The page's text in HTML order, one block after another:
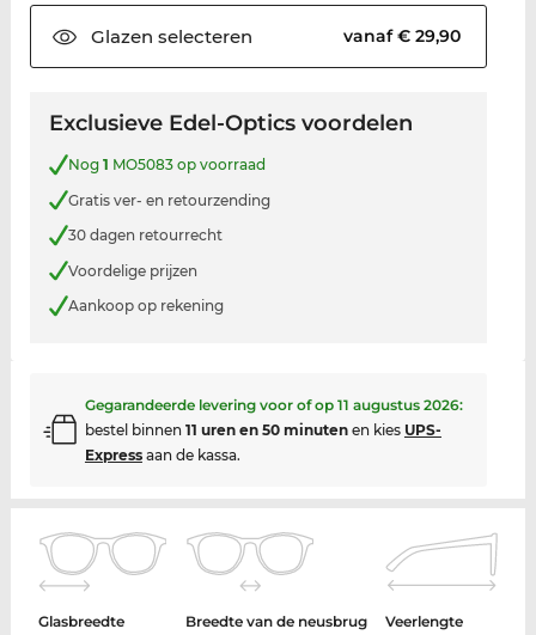
Glazen selecteren vanaf € 29,90
Exclusieve Edel-Optics voordelen
Nog 1 MO5083 op voorraad
Gratis ver- en retourzending
30 dagen retourrecht
Voordelige prijzen
Aankoop op rekening
Gegarandeerde levering voor of op 11 augustus 2026:
bestel binnen 11 uren en 50 minutenen kies UPS-
Expressaan de kassa.
Glasbreedte
Breedte van de neusbrug
Veerlengte